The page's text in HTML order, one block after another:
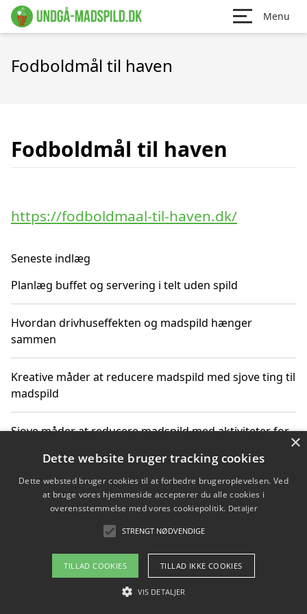
Menu
Fodboldmål til haven
Fodboldmål til haven
https://fodboldmaal-til-haven.dk/
Seneste indlæg
Planlæg buffet og servering i telt uden spild
Hvordan drivhuseffekten og madspild hænger
sammen
Kreative måder at reducere madspild med sjove ting til
madspild
Sjove måder at reducere madspild med aktiviteter for
Hvor finder jeg nemme måltidskasser i Vejle
Om / kontakt
Blog Betingelser
×
Dette website bruger tracking cookies
Dette websted bruger cookies til at forbedre brugeroplevelsen. Ved
at bruge vores hjemmeside accepterer du alle cookies i
overensstemmelse med vores cookiepolitik. Detaljer
STRENGT NØDVENDIGE
TILLAD COOKIES TILLAD IKKE COOKIES
VIS DETALJER